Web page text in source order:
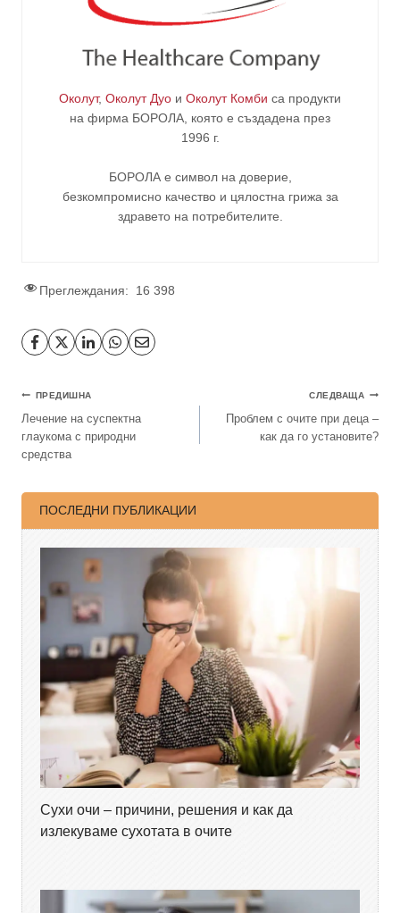
Околут, Околут Дуо и Околут Комби са продукти
на фирма БОРОЛА , която е създадена през
1996 г.
БОРОЛА е символ на доверие,
безкомпромисно качество и цялостна грижа за
здравето на потребителите
Преглеждания: 16 398
ПРЕДИШНА
Лечение на суспектна
глаукома с природни
средства
СЛЕДВАЩА
Проблем с очите при деца –
как да го установите?
ПОСЛЕДНИ ПУБЛИКАЦИИ
Сухи очи – причини, решения и как да
излекуваме сухотата в очите